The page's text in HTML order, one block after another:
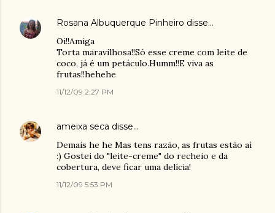
Rosana Albuquerque Pinheiro disse…
Oi!!Amiga
Torta maravilhosa!!Só esse creme com leite de
coco, já é um petáculo.Humm!!E viva as
frutas!!hehehe
11/12/09 2:27 PM
ameixa seca disse…
Demais he he Mas tens razão, as frutas estão aí
:) Gostei do "leite-creme" do recheio e da
cobertura, deve ficar uma delícia!
11/12/09 5:53 PM